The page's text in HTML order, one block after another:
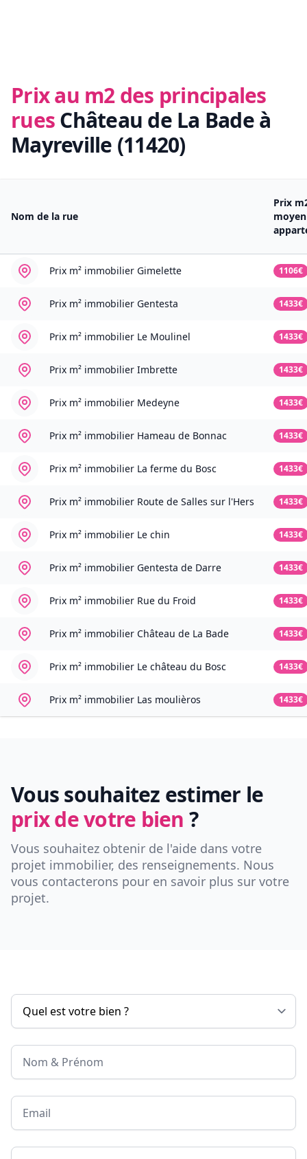
Prix au m2 des principales
ruesChâteau de La Bade à
Mayreville (11420)
Nom de la rue
Prix
moyen
Prix m² immobilier Gimelette 1106€
Prix m² immobilier Gentesta 1433€
Prix m² immobilier Le Moulinel 1433€
Prix m² immobilier Imbrette 1433€
Prix m² immobilier Medeyne 1433€
Prix m² immobilier Hameau de Bonnac 1433€
Prix m² immobilier La ferme du Bosc 1433€
Prix m² immobilier Route de Salles sur l'Hers 1433€
Prix m² immobilier Le chin 1433€
Prix m² immobilier Gentesta de Darre 1433€
Prix m² immobilier Rue du Froid 1433€
Prix m² immobilier Château de La Bade 1433€
Prix m² immobilier Le château du Bosc 1433€
Prix m² immobilier Las moulièros 1433€
Vous souhaitez estimer le
prix de votre bien ?
Vous souhaitez obtenir de l'aide dans votre
projet immobilier, des renseignements. Nous
vous contacterons pour en savoir plus sur votre
projet.
Nom & Prénom
Email
Téléphone